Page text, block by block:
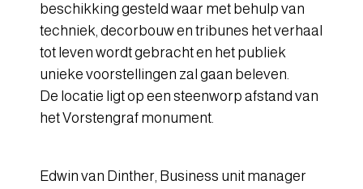
beschikking gesteld waar met behulp van
techniek, decorbouw en tribunes het verhaal
tot leven wordt gebracht en het publiek
unieke voorstellingen zal gaan beleven.
De locatie ligt op een steenworp afstand van
het Vorstengraf monument.
Edwin van Dinther, Business unit manager